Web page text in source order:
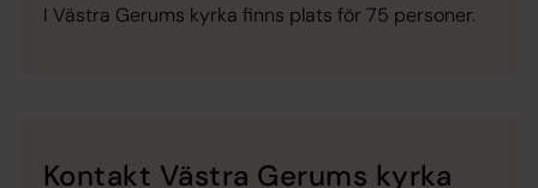
I Västra Gerums kyrka finns plats för 75 personer.
Kontakt Västra Gerums kyrka